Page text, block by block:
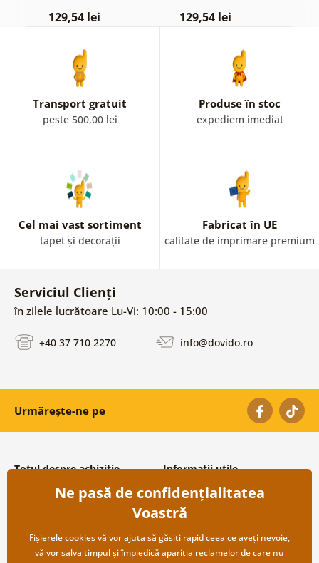
129,54 lei 129,54 lei
Transport gratuit
peste 500,00 lei
Produse în stoc
expediem imediat
Cel mai vast sortiment
tapet și decorații
Fabricat în UE
calitate de imprimare premium
Serviciul Clienți
în zilele lucrătoare Lu-Vi: 10:00 - 15:00
+40 37 710 2270 info@dovido.ro
Urmărește-ne pe
Totul despre achiziție
Condiții și termeni generali
Protecția datelor personale
Transport și modalități de plată
Returnare
Informații utile
Despre noi
Întrebări frecvente
Contacte
Cooperare angro
Ne pasă de confidențialitatea
Voastră
Fișierele cookies vă vor ajuta să găsiți rapid ceea ce aveți nevoie,
vă vor salva timpul și împiedică apariția reclamelor de care nu